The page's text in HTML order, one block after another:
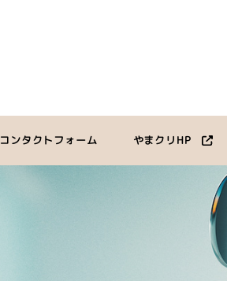
コンタクトフォーム やまクリHP